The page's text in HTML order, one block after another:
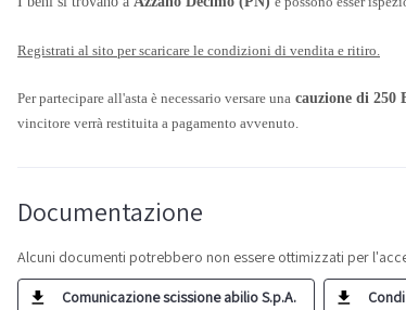
Registrati al sito per scaricare le condizioni di vendita e ritiro.
Per partecipare all'asta è necessario versare una cauzione di 250
vincitore verrà restituita a pagamento avvenuto.
Documentazione
Alcuni documenti potrebbero non essere ottimizzati per
Comunicazione scissione abilio S.p.A.